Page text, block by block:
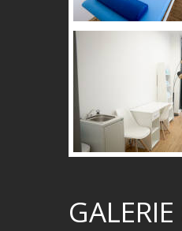
GALERIE